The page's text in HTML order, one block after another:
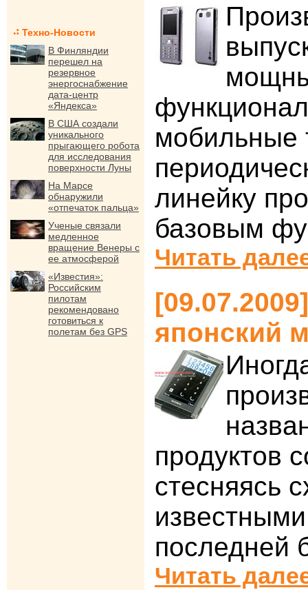
Техно-Новости
В Финляндии
перешел на
резервное
энергоснабжение
дата-центр
«Яндекса»
В США создали
уникального
прыгающего робота
для исследования
поверхности Луны
На Марсе
обнаружили
«отпечаток пальца»
Ученые связали
медленное
вращение Венеры с
ее атмосферой
«Известия»:
Российским
пилотам
рекомендовано
готовиться к
полетам без GPS
мобильные
линейку
базовым
Читать
японский
продуктов
стесняясь
последней
Читать